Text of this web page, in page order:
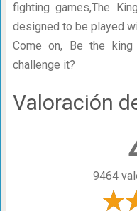
fighting games,The
designed to be played
Come on, Be the
challenge it?
Valoración
9464